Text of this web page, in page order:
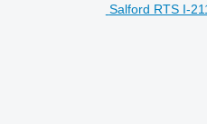
Salford RTS I-